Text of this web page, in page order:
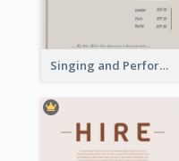
Singing and Performing Concert Flyer